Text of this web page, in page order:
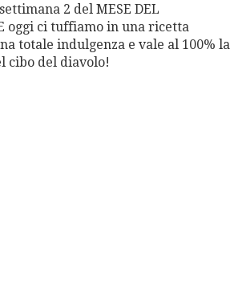
2 del MESE DEL
oggi ci tuffiamo in una ricetta
totale indulgenza e vale al 100% la
cibo del diavolo!